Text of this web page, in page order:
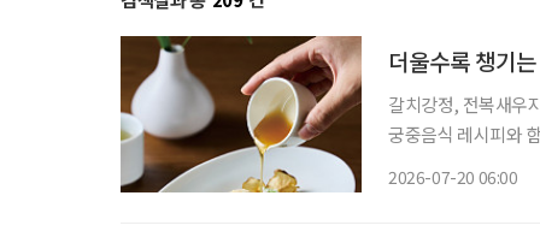
더울수록 챙기
갈치강정, 전복새우지짐 2026년 3월부터 45년 만에 새 단장을 마치고 재개관
궁중음식 레시피와 함께 합니다. 기온이 오를수록 시니어
2026-07-20 06:00